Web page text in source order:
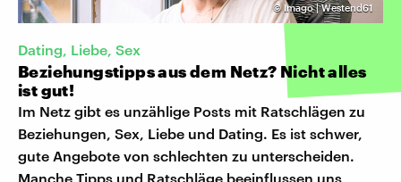
©Imago | Westend61
Dating, Liebe, Sex
Beziehungstipps aus dem Netz? Nicht alles
ist gut!
Im Netz gibt es unzählige Posts mit Ratschlägen zu
Beziehungen, Sex, Liebe und Dating. Es ist schwer,
gute Angebote von schlechten zu unterscheiden.
Manche Tipps und Ratschläge beeinflussen uns